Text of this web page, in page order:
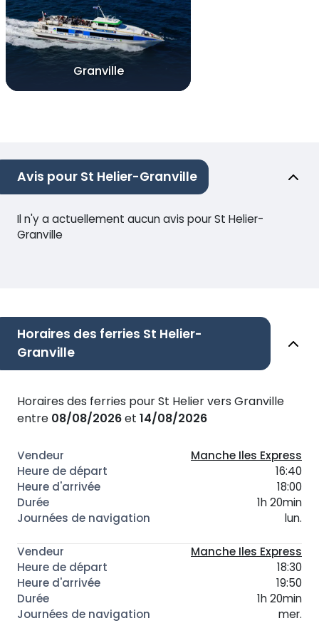
Granville
Avis pour St Helier-Granville
Il n'y a actuellement aucun avis pour St Helier-
Granville
Horaires des ferries St Helier-
Granville
Horaires des ferries pour St Helier vers Granville
entre 08/08/2026et 14/08/2026
Manche Iles Express
16:40
18:00
1h 20min
lun.
Manche Iles Express
18:30
19:50
1h 20min
mer.